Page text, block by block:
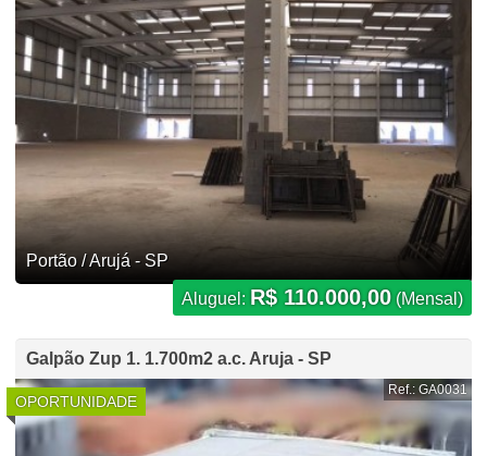
Portão / Arujá - SP
Aluguel: R$ 110.000,00 (Mensal)
Galpão Zup 1. 1.700m2 a.c. Aruja - SP
OPORTUNIDADE
Ref.: GA0031